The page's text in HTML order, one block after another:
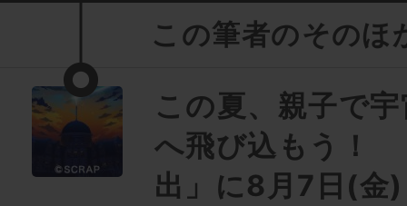
この筆者のそのほ
この夏、親子で
へ飛び込もう！
出」に8月7日(金